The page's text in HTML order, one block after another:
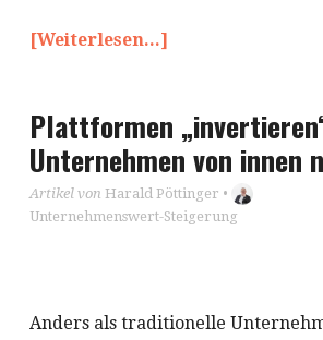
[Weiterlesen...]
Plattformen
Unternehmen von innen
Artikel von Harald Pöttinger •
Unternehmenswert-Steigerung
Anders als traditionelle